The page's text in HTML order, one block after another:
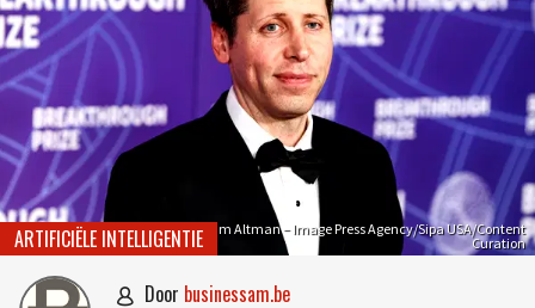
Sam Altman – Image Press Agency/Sipa USA/Content
Curation
ARTIFICIËLE INTELLIGENTIE
 door businessam.be